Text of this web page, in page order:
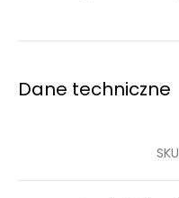
Dane techniczne
SKU